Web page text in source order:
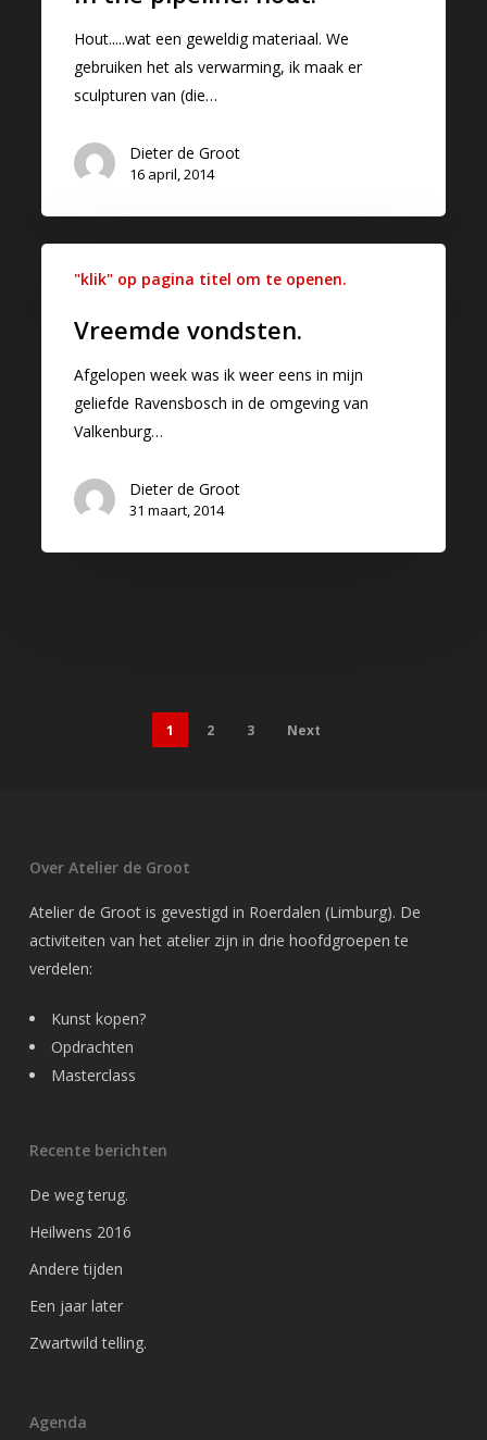
Hout.....wat een geweldig materiaal. We
gebruiken het als verwarming, ik maak er
sculpturen van (die…
Dieter de Groot
16 april, 2014
"klik" op pagina titel om te openen.
Vreemde vondsten.
Afgelopen week was ik weer eens in mijn
geliefde Ravensbosch in de omgeving van
Valkenburg…
Dieter de Groot
31 maart, 2014
1 2 3 Next
Over Atelier de Groot
Atelier de Groot is gevestigd in Roerdalen (Limburg). De
activiteiten van het atelier zijn in drie hoofdgroepen te
verdelen:
Kunst kopen?
Opdrachten
Masterclass
Recente berichten
De weg terug.
Heilwens 2016
Andere tijden
Een jaar later
Zwartwild telling.
Agenda